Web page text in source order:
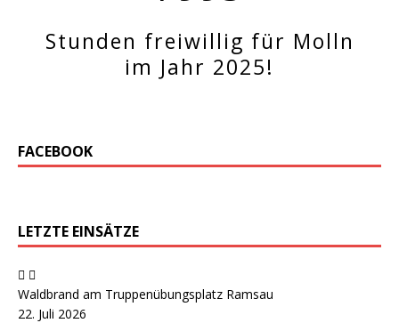
Stunden freiwillig für Molln
im Jahr 2025!
FACEBOOK
LETZTE EINSÄTZE
Waldbrand am Truppenübungsplatz Ramsau
22. Juli 2026